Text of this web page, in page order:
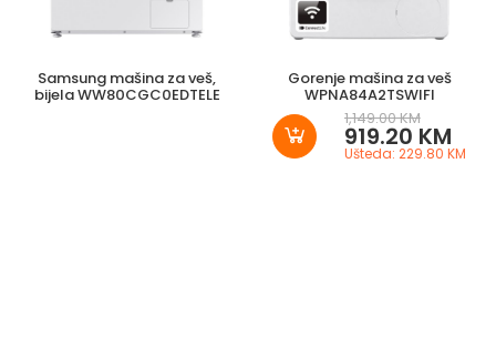
Samsung mašina za veš,
bijela WW80CGC0EDTELE
Gorenje mašina za veš
WPNA84A2TSWIFI
1,149.00 KM
919.20 KM
Ušteda: 229.80 KM